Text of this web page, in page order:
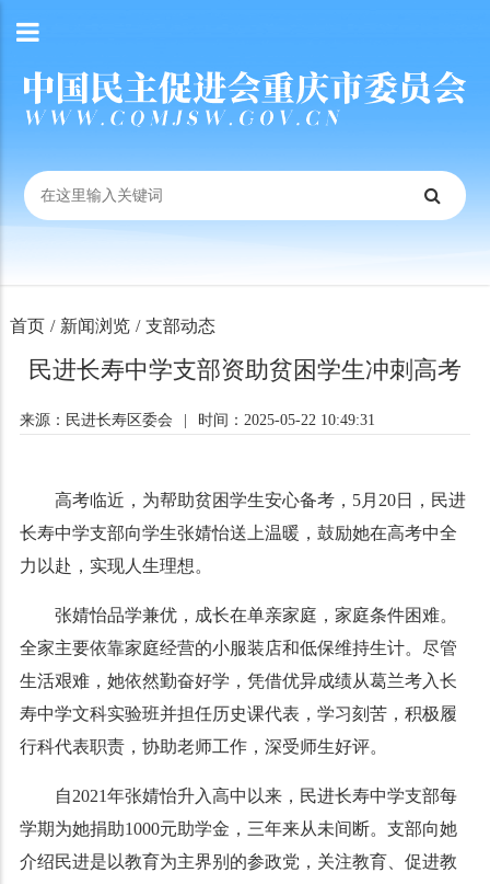
首页 / 新闻浏览 / 支部动态
民进长寿中学支部资助贫困学生冲刺高考
来源：民进长寿区委会 时间：2025-05-22 10:49:31
高考临近，为帮助贫困学生安心备考，5月20日，民进
长寿中学支部向学生张婧怡送上温暖，鼓励她在高考中全
力以赴，实现人生理想。
张婧怡品学兼优，成长在单亲家庭，家庭条件困难。
全家主要依靠家庭经营的小服装店和低保维持生计。尽管
生活艰难，她依然勤奋好学，凭借优异成绩从葛兰考入长
寿中学文科实验班并担任历史课代表，学习刻苦，积极履
行科代表职责，协助老师工作，深受师生好评。
自2021年张婧怡升入高中以来，民进长寿中学支部每
学期为她捐助1000元助学金，三年来从未间断。支部向她
介绍民进是以教育为主界别的参政党，关注教育、促进教